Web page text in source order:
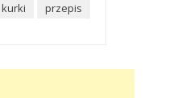
kurki
przepis